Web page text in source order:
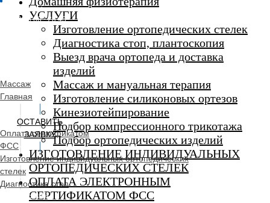
г. Люберцы
Пн-Вс 9:00 - 20:45
салон
УСЛУГИ
Изготовление ортопедических стелек
Диагностика стоп, плантоскопия
Выезд врача ортопеда и доставка
изделий
Массаж и мануальная терапия
Изготовление силиконовых ортезов
Кинезиотейпирование
Подбор компрессионного трикотажа
Подбор ортопедических изделий
ИЗГОТОВЛЕНИЕ ИНДИВИДУАЛЬНЫХ
ОРТОПЕДИЧЕСКИХ СТЕЛЕК
ОПЛАТА ЭЛЕКТРОННЫМ
СЕРТИФИКАТОМ ФСС
Массаж
Главная
ОСТАВИТЬ
ЗАЯВКУ
Оплата сертификатом
ФСС
Изготовление индивидуальных ортопедических
стелек
Диагностика стоп
Ортопедический